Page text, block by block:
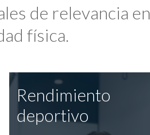
de relevancia en
física.
Rendimiento
deportivo